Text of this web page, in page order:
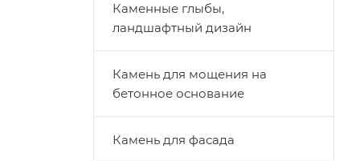
Каменные глыбы,
ландшафтный дизайн
Камень для мощения на
бетонное основание
Камень для фасада